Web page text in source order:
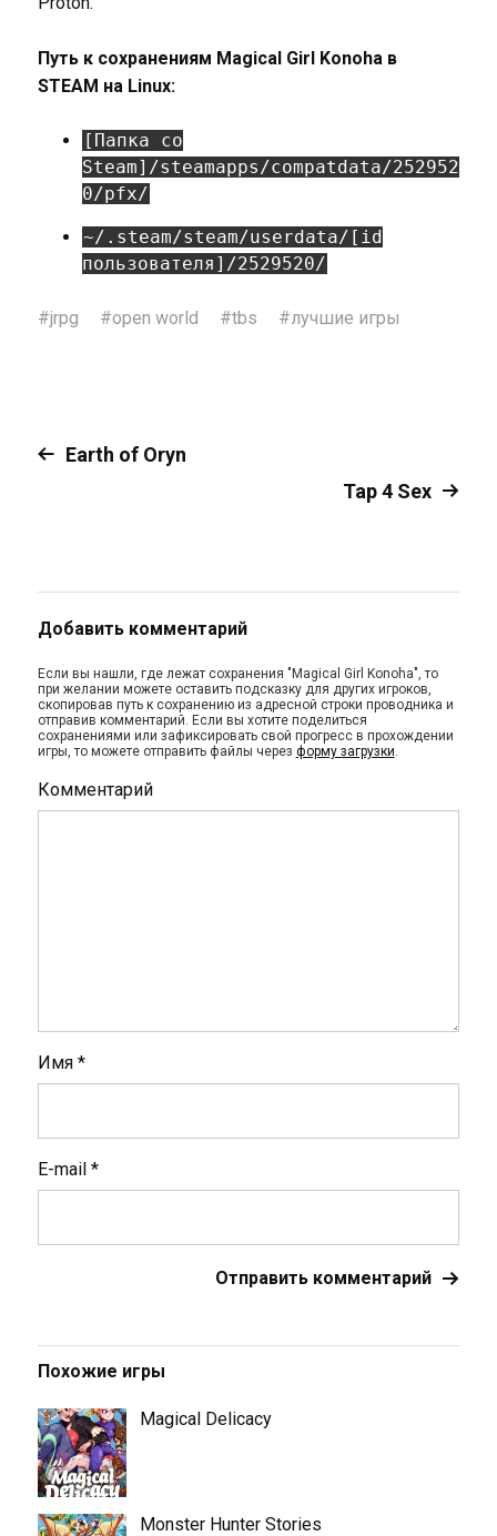
Путь к сохранениям Magical Girl Konoha в
STEAM на Linux:
[Папка со
Steam]/steamapps/compatdata/252952
0/pfx/
~/.steam/steam/userdata/[id
пользователя]/2529520/
#jrpg #open world #tbs #лучшие игры
Earth of Oryn
Tap 4 Sex
Добавить комментарий
Если вы нашли, где лежат сохранения "Magical Girl Konoha", то
при желании можете оставить подсказку для других игроков,
скопировав путь к сохранению из адресной строки проводника и
отправив комментарий. Если вы хотите поделиться
сохранениями или зафиксировать свой прогресс в прохождении
игры, то можете отправить файлы через форму загрузки.
Комментарий
Имя *
E-mail *
Похожие игры
Magical Delicacy
Monster Hunter Stories